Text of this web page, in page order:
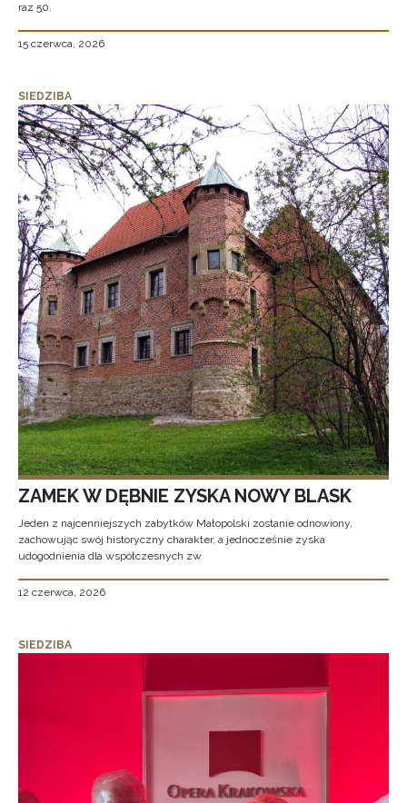
raz 50.
15 czerwca, 2026
SIEDZIBA
ZAMEK W DĘBNIE ZYSKA NOWY BLASK
Jeden z najcenniejszych zabytków Małopolski zostanie odnowiony,
zachowując swój historyczny charakter, a jednocześnie zyska
udogodnienia dla współczesnych zw
12 czerwca, 2026
SIEDZIBA